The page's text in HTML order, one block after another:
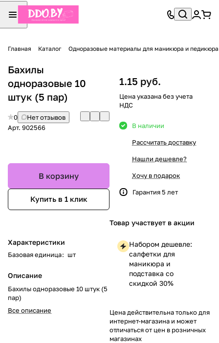
Главная Каталог Одноразовые материалы для маникюра и педикюра
Бахилы
одноразовые 10
штук (5 пар)
0
Нет отзывов
Арт. 902566
В корзину
Купить в 1 клик
Характеристики
Базовая единица: шт
Описание
Бахилы одноразовые 10 штук (5
пар)
Все описание
1.15 руб.
Цена указана без учета
НДС
В наличии
Рассчитать доставку
Нашли дешевле?
Хочу в подарок
Гарантия 5 лет
Товар участвует в акции
Набором дешевле:
салфетки для
маникюра и
подставка со
скидкой 30%
Цена действительна только для
интернет-магазина и может
отличаться от цен в розничных
магазинах